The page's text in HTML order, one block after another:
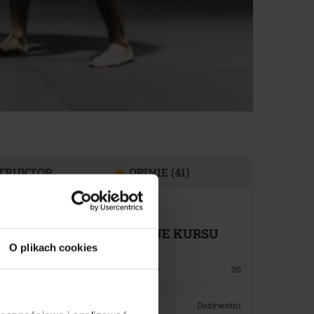
O plikach cookies
OPINIE (41)
FUNKCJE KURSU
Wykłady 30
Dożywotni